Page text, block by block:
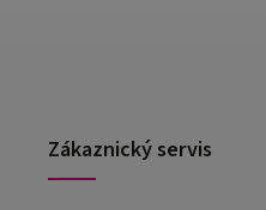
Zákaznický servis